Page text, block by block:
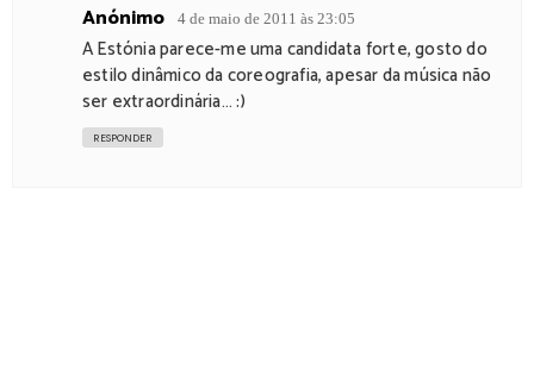
Anónimo 4 de maio de 2011 às 23:05
A Estónia parece-me uma candidata forte, gosto do
estilo dinâmico da coreografia, apesar da música não
ser extraordinária... :)
RESPONDER